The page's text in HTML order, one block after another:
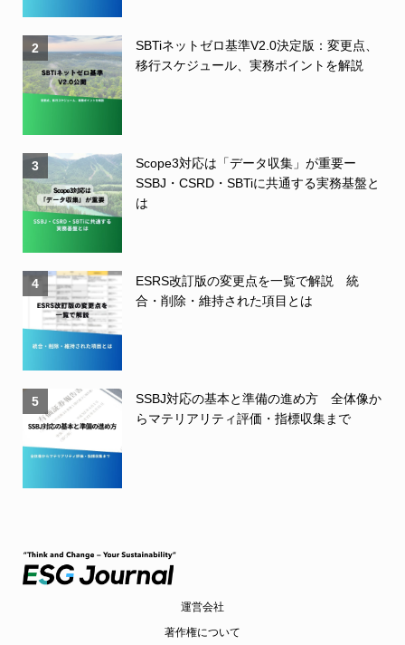
2
SBTiネットゼロ基準V2.0決定版：変更点、
移行スケジュール、実務ポイントを解説
3
Scope3対応は「データ収集」が重要ー
SSBJ・CSRD・SBTiに共通する実務基盤と
は
4
ESRS改訂版の変更点を一覧で解説 統
合・削除・維持された項目とは
5
SSBJ対応の基本と準備の進め方 全体像か
らマテリアリティ評価・指標収集まで
運営会社
著作権について